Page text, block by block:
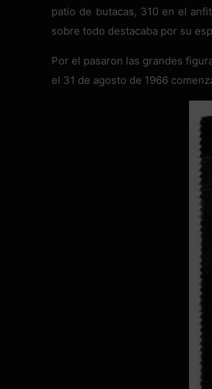
patio de butacas, 310 en el
sobre todo destacaba por su
Por el pasaron las grandes
el 31 de agosto de 1966